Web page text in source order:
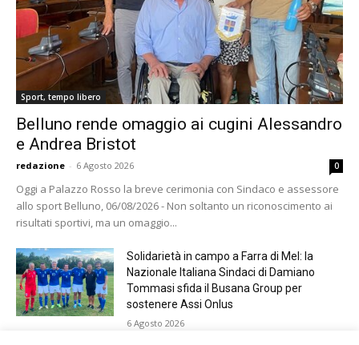
Sport, tempo libero
Belluno rende omaggio ai cugini Alessandro
e Andrea Bristot
redazione - 6 Agosto 2026 0
Oggi a Palazzo Rosso la breve cerimonia con Sindaco e assessore
allo sport Belluno, 06/08/2026 - Non soltanto un riconoscimento ai
risultati sportivi, ma un omaggio...
Solidarietà in campo a Farra di Mel: la
Nazionale Italiana Sindaci di Damiano
Tommasi sfida il Busana Group per
sostenere Assi Onlus
6 Agosto 2026